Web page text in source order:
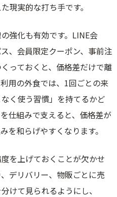
現実的な打ち手です。
強化も有効です。LINE会
、会員限定クーポン、事前注
っておくと、価格差だけで離
用の外食では、1回ごとの来
く使う習慣」を持てるかど
仕組みで支えると、価格差が
を和らげやすくなります。
を上げておくことが欠かせ
デリバリー、物販ごとに売
けて見られるようにし、